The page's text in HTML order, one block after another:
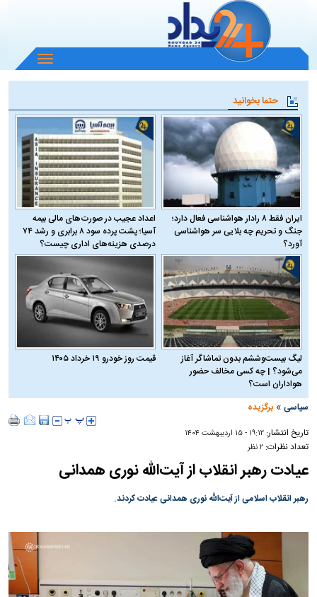
باز
و
منو
حتما بخوانید
ایران فقط ۸ رادار هواشناسی فعال دارد؛
جنگ و تحریم چه بلایی سر هواشناسی
آورد؟
اعداد عجیب در صورت‌های مالی بیمه
آسیا؛ پشت پرده سود ۸ برابری و رشد ۷۴
درصدی هزینه‌های اداری چیست؟
لیگ بیست‌وششم بدون تماشاگر آغاز
می‌شود؟ | چه کسی مخالف حضور
هواداران است؟
قیمت روز خودرو ۱۹ خرداد ۱۴۰۵
سیاسی »برگزیده
تاریخ انتشار:۱۹:۱۲ - ۱۵ ارديبهشت ۱۴۰۴
تعداد نظرات:۲ نظر
عیادت رهبر انقلاب از آیت‌الله نوری همدانی
رهبر انقلاب اسلامی از آیت‌الله نوری همدانی عیادت کردند.